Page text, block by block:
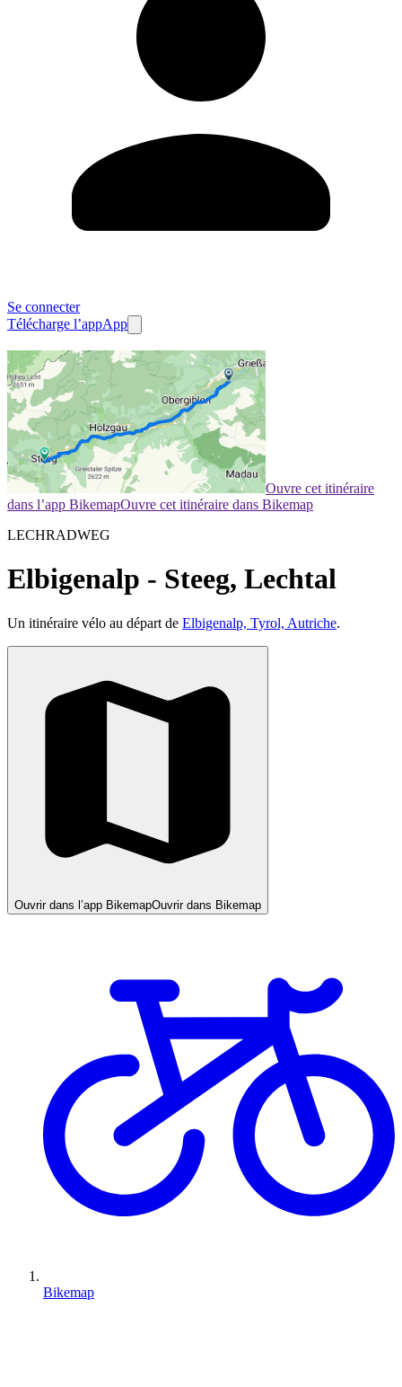
Se connecter
Télécharge l’appApp
Ouvre cet itinéraire
dans l’app BikemapOuvre cet itinéraire dans Bikemap
LECHRADWEG
Elbigenalp - Steeg, Lechtal
Un itinéraire vélo au départ de Elbigenalp, Tyrol, Autriche.
Ouvrir dans l’app BikemapOuvrir dans Bikemap
Bikemap